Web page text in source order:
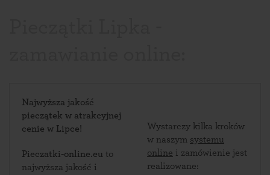
Najwyższa jakość
pieczątek w atrakcyjnej
cenie w Lipce!
Pieczatki-online.eu to
najwyższa jakość i
Wystarczy kilka kroków
w naszym systemu
online i zamówienie jest
realizowane: